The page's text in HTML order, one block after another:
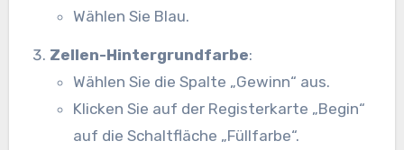
Wählen Sie Blau.
Zellen-Hintergrundfarbe:
Wählen Sie die Spalte „Gewinn“ aus.
Klicken Sie auf der Registerkarte „Begin“
auf die Schaltfläche „Füllfarbe“.